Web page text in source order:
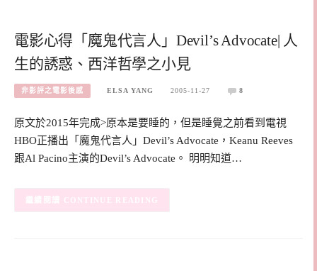
電影心得「魔鬼代言人」Devil’s Advocate| 人
生的誘惑、西洋哲學之小見
非影評之電影後感 ELSA YANG 2005-11-27 8
原文於2015年完成>原本是要睡的，但是睡覺之前看到電視
HBO正播出「魔鬼代言人」Devil’s Advocate，Keanu Reeves
跟Al Pacino主演的Devil’s Advocate。 明明知道…
CONTINUE READING